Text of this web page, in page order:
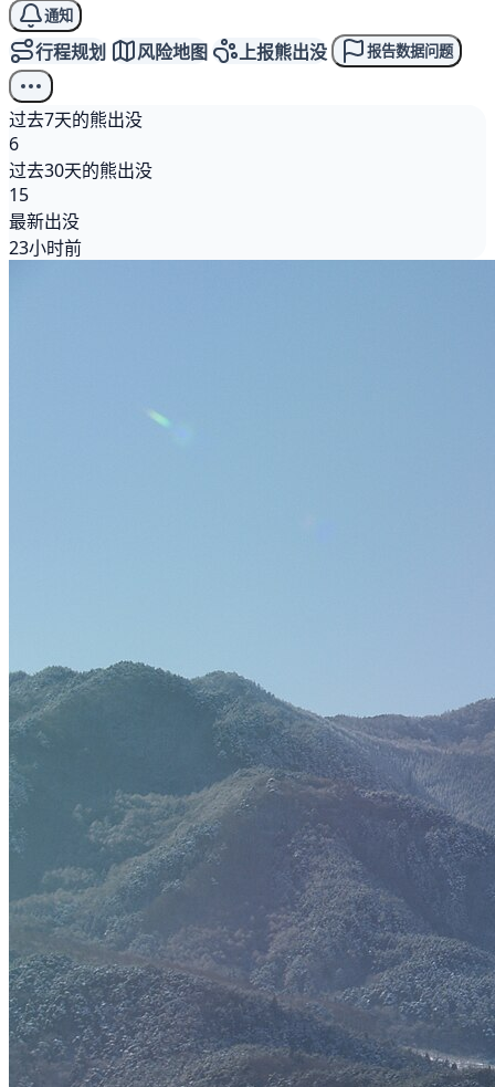
通知
行程规划 风险地图 上报熊出没 报告数据问题
过去7天的熊出没
6
过去30天的熊出没
15
最新出没
23小时前